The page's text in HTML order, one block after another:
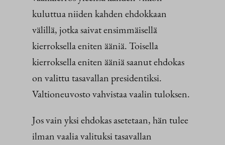
kuluttua niiden kahden ehdokkaan
välillä, jotka saivat ensimmäisellä
kierroksella eniten ääniä. Toisella
kierroksella eniten ääniä saanut ehdokas
on valittu tasavallan presidentiksi.
Valtioneuvosto vahvistaa vaalin tuloksen.
Jos vain yksi ehdokas asetetaan, hän tulee
ilman vaalia valituksi tasavallan